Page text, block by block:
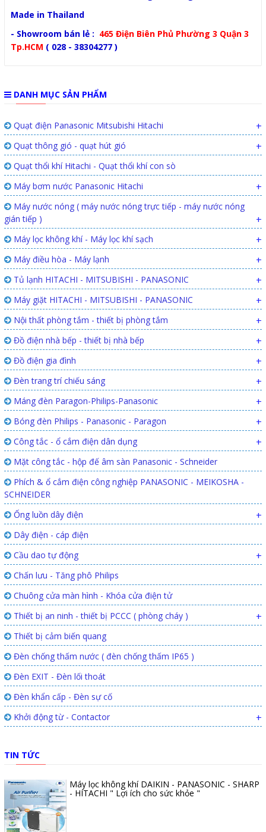
Made in Thailand
- Showroom bán lẻ : 465 Điện Biên Phủ Phường 3 Quận 3
Tp.HCM ( 028 - 38304277 )
DANH MỤC SẢN PHẨM
Quạt điện Panasonic Mitsubishi Hitachi +
Quạt thông gió - quạt hút gió +
Quạt thổi khí Hitachi - Quạt thổi khí con sò
Máy bơm nước Panasonic Hitachi
+
Máy nước nóng ( máy nước nóng trực tiếp - máy nước nóng
gián tiếp )
+
Máy lọc không khí - Máy lọc khí sạch +
Máy điều hòa - Máy lạnh +
Tủ lạnh HITACHI - MITSUBISHI - PANASONIC +
Máy giặt HITACHI - MITSUBISHI - PANASONIC +
Nội thất phòng tắm - thiết bị phòng tắm +
Đồ điện nhà bếp - thiết bị nhà bếp +
Đồ điện gia đình +
Đèn trang trí chiếu sáng +
Máng đèn Paragon-Philips-Panasonic +
Bóng đèn Philips - Panasonic - Paragon +
Công tắc - ổ cắm điện dân dụng +
Mặt công tắc - hộp đế âm sàn Panasonic - Schneider
Phích & ổ cắm điện công nghiệp PANASONIC - MEIKOSHA -
SCHNEIDER
Ống luồn dây điện
+
Dây điện - cáp điện
Cầu dao tự động
+
Chấn lưu - Tăng phô Philips
Chuông cửa màn hình - Khóa cửa điện tử
Thiết bị an ninh - thiết bị PCCC ( phòng cháy )
+
Thiết bị cảm biến quang
Đèn chống thấm nước ( đèn chống thấm IP65 )
Đèn EXIT - Đèn lối thoát
Đèn khẩn cấp - Đèn sự cố
Khởi động từ - Contactor
+
TIN TỨC
Máy lọc không khí DAIKIN - PANASONIC - SHARP
- HITACHI " Lợi ích cho sức khỏe "